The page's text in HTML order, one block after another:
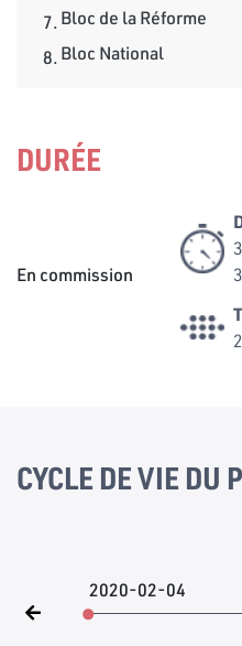
7.Bloc de la Réforme
8.Bloc National
DURÉE
En commission
2
CYCLE DE VIE DU
2020-02-04